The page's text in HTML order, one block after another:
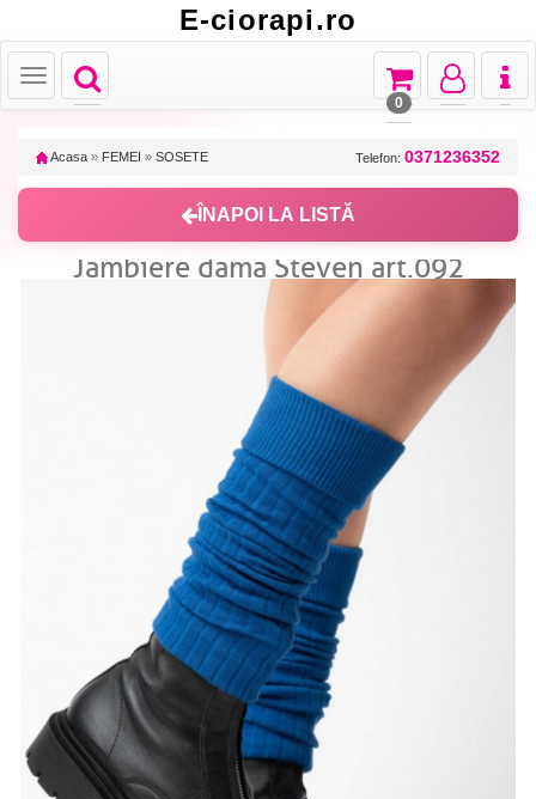
E-ciorapi.ro
Toggle
navigation
Toggle
Toggle
navigation
Toggle
navigation
Toggle
navigation
0
Acasa » FEMEI » SOSETE Telefon: 0371236352
ÎNAPOI LA LISTĂ
Jambiere dama Steven art.092